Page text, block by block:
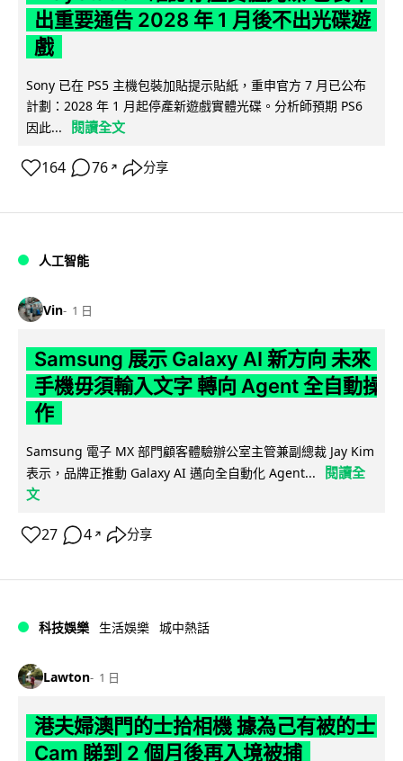
出重要通告 2028 年 1 月後不出光碟遊
戲
Sony 已在 PS5 主機包裝加貼提示貼紙，重申官方 7 月已公布
計劃：2028 年 1 月起停產新遊戲實體光碟。分析師預期 PS6
因此...
閱讀全文
164 76 ↗ 分享
人工智能
Vin 1 日
Samsung 展示 Galaxy AI 新方向 未來
手機毋須輸入文字 轉向 Agent 全自動操
作
Samsung 電子 MX 部門顧客體驗辦公室主管兼副總裁 Jay Kim
表示，品牌正推動 Galaxy AI 邁向全自動化 Agent...
閱讀全
文
27 4 ↗ 分享
科技娛樂 生活娛樂 城中熱話
Lawton 1 日
港夫婦澳門的士拾相機 據為己有被的士
Cam 睇到 2 個月後再入境被捕